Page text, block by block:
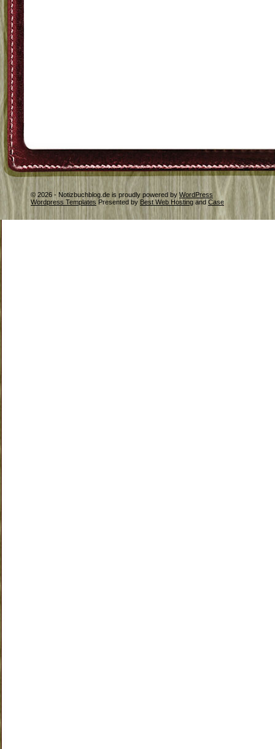
© 2026 - Notizbuchblog.de is proudly powered by WordPress
Wordpress Templates Presented by Best Web Hosting and Case